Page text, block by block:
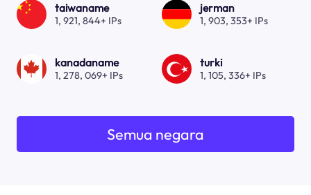
taiwaname
1, 921, 844+ IPs
jerman
1, 903, 353+ IPs
kanadaname
1, 278, 069+ IPs
turki
1, 105, 336+ IPs
Semua negara